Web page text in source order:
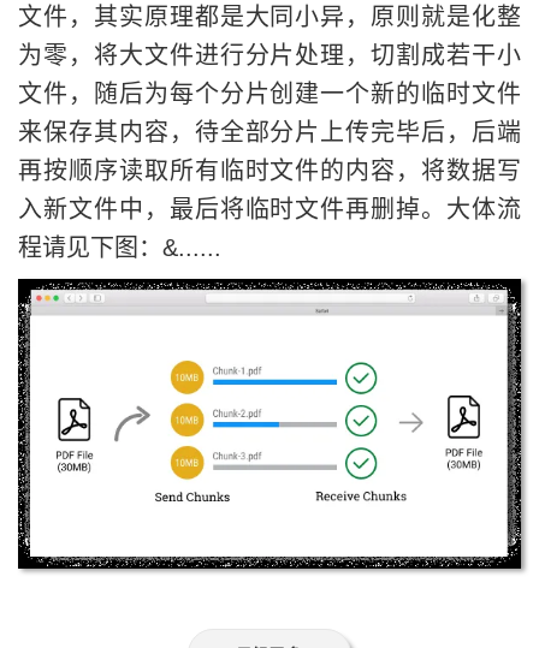
文件，其实原理都是大同小异，原则就是化整
为零，将大文件进行分片处理，切割成若干小
文件，随后为每个分片创建一个新的临时文件
来保存其内容，待全部分片上传完毕后，后端
再按顺序读取所有临时文件的内容，将数据写
入新文件中，最后将临时文件再删掉。大体流
程请见下图：&......